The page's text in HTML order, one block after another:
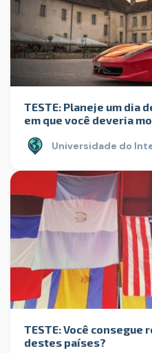
TESTE: Planeje um dia
em que você deveria
Universidade do
TESTE: Você
destes países?